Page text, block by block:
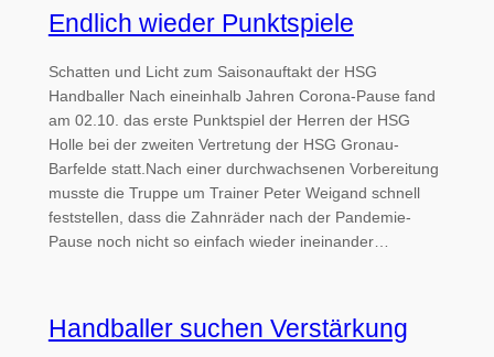
Endlich wieder Punktspiele
Schatten und Licht zum Saisonauftakt der HSG
Handballer Nach eineinhalb Jahren Corona-Pause fand
am 02.10. das erste Punktspiel der Herren der HSG
Holle bei der zweiten Vertretung der HSG Gronau-
Barfelde statt.Nach einer durchwachsenen Vorbereitung
musste die Truppe um Trainer Peter Weigand schnell
feststellen, dass die Zahnräder nach der Pandemie-
Pause noch nicht so einfach wieder ineinander…
Handballer suchen Verstärkung